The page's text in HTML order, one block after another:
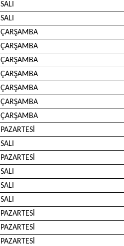
SALI
SALI
ÇARŞAMBA
ÇARŞAMBA
ÇARŞAMBA
ÇARŞAMBA
ÇARŞAMBA
ÇARŞAMBA
ÇARŞAMBA
PAZARTESİ
SALI
PAZARTESİ
SALI
SALI
SALI
PAZARTESİ
PAZARTESİ
PAZARTESİ